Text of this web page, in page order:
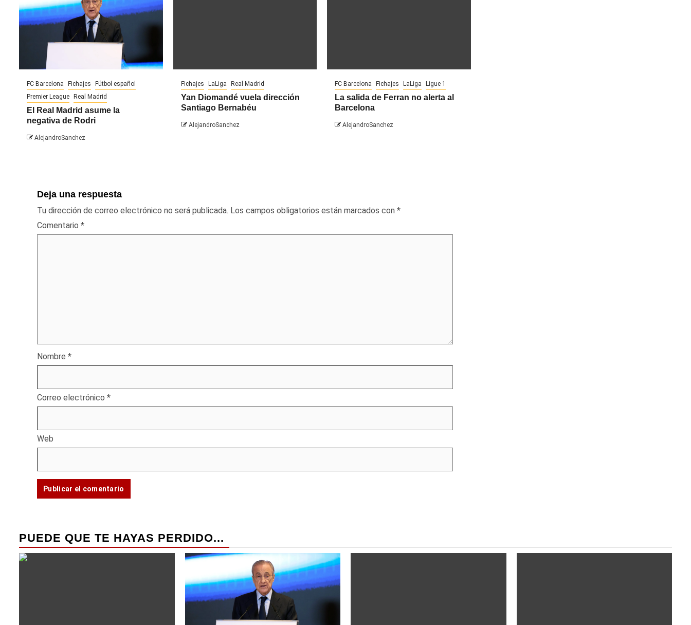
FC Barcelona Fichajes
Fútbol español
Premier League
Real Madrid
El Real Madrid asume la
negativa de Rodri
AlejandroSanchez
Fichajes LaLiga Real Madrid
Yan Diomandé vuela dirección
Santiago Bernabéu
AlejandroSanchez
FC Barcelona Fichajes LaLiga Ligue 1
La salida de Ferran no alerta al
Barcelona
AlejandroSanchez
Deja una respuesta
Tu dirección de correo electrónico no será publicada. Los campos obligatorios están marcados con *
Comentario *
Nombre *
Correo electrónico *
Web
PUEDE QUE TE HAYAS PERDIDO...